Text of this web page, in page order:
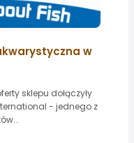
w
sklepu dołączyły
- jednego z